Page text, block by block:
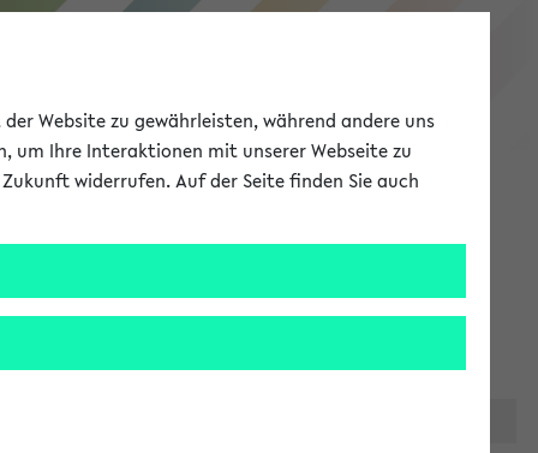
eKVV
Website zu gewährleisten, während andere uns
um Ihre Interaktionen mit unserer Webseite zu
widerrufen. Auf der Seite finden Sie auch